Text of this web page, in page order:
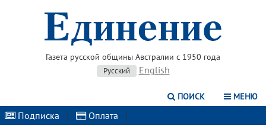
Газета русской общины Австралии с 1950 года
Русский English
ПОИСК МЕНЮ
Подписка | Оплата |